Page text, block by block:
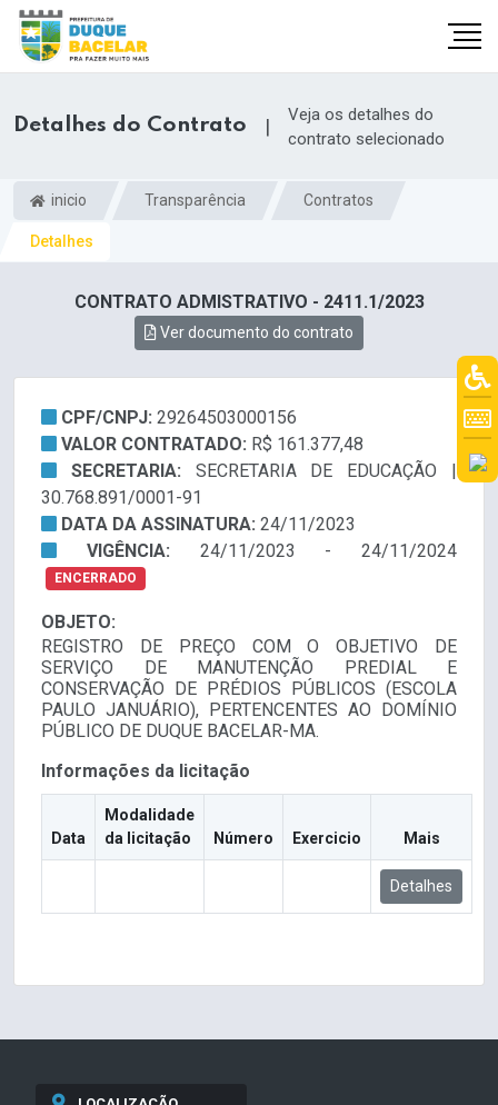
Detalhes do Contrato |
Veja os detalhes do
contrato selecionado
inicio Transparência Contratos
Detalhes
CONTRATO ADMISTRATIVO - 2411.1/2023
Ver documento do contrato
CPF/CNPJ: 29264503000156
VALOR CONTRATADO: R$ 161.377,48
SECRETARIA: SECRETARIA DE EDUCAÇÃO |
30.768.891/0001-91
DATA DA ASSINATURA: 24/11/2023
VIGÊNCIA: 24/11/2023 - 24/11/2024
ENCERRADO
OBJETO:
REGISTRO DE PREÇO COM O OBJETIVO DE
SERVIÇO DE MANUTENÇÃO PREDIAL E
CONSERVAÇÃO DE PRÉDIOS PÚBLICOS (ESCOLA
PAULO JANUÁRIO), PERTENCENTES AO DOMÍNIO
PÚBLICO DE DUQUE BACELAR-MA.
Informações da licitação
Data
Modalidade
da licitação
Número Exercicio Mais
Detalhes